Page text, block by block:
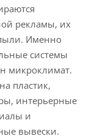
рекламы, их
Именно
системы
микроклимат.
пластик,
интерьерные
и
вывески.